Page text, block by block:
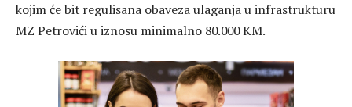
kojim će bit regulisana obaveza ulaganja u infrastrukturu
MZ Petrovići u iznosu minimalno 80.000 KM.